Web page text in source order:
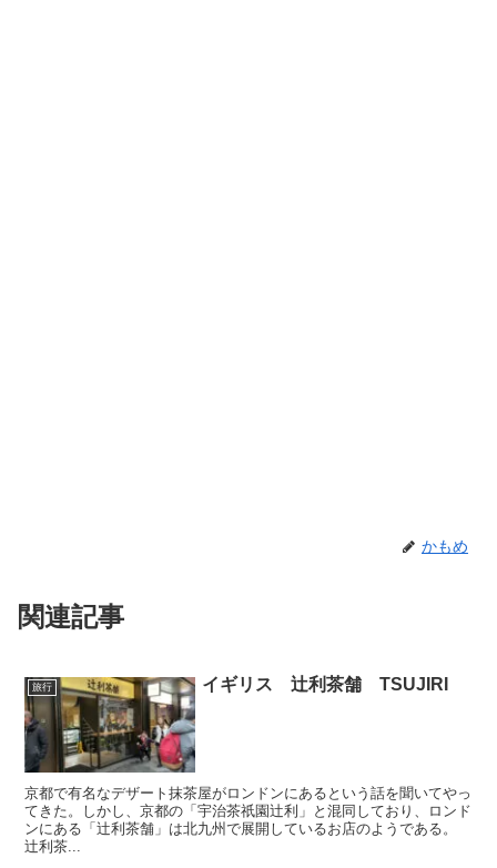
かもめ
関連記事
旅行 イギリス 辻利茶舗 TSUJIRI
京都で有名なデザート抹茶屋がロンドンにあるという話を聞いてやっ
てきた。しかし、京都の「宇治茶祇園辻利」と混同しており、ロンド
ンにある「辻利茶舗」は北九州で展開しているお店のようである。
辻利茶...